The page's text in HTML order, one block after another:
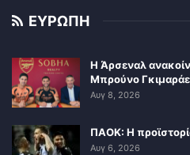
ΕΥΡΩΠΗ
Η Άρσεναλ
Μπρούνο
Αυγ 8, 2026
ΠΑΟΚ: Η
Αυγ 6, 2026